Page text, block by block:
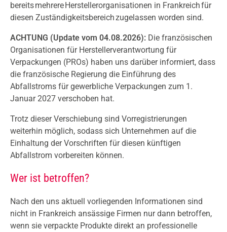
bereits mehrere Herstellerorganisationen in Frankreich für
diesen Zuständigkeitsbereich zugelassen worden sind.
ACHTUNG (Update vom 04.08.2026): Die französischen
Organisationen für Herstellerverantwortung für
Verpackungen (PROs) haben uns darüber informiert, dass
die französische Regierung die Einführung des
Abfallstroms für gewerbliche Verpackungen zum 1.
Januar 2027 verschoben hat.
Trotz dieser Verschiebung sind Vorregistrierungen
weiterhin möglich, sodass sich Unternehmen auf die
Einhaltung der Vorschriften für diesen künftigen
Abfallstrom vorbereiten können.
Wer ist betroffen?
Nach den uns aktuell vorliegenden Informationen sind
nicht in Frankreich ansässige Firmen nur dann betroffen,
wenn sie verpackte Produkte direkt an professionelle